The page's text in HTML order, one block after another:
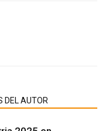
DEL AUTOR